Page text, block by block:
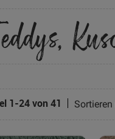
1-24von 41